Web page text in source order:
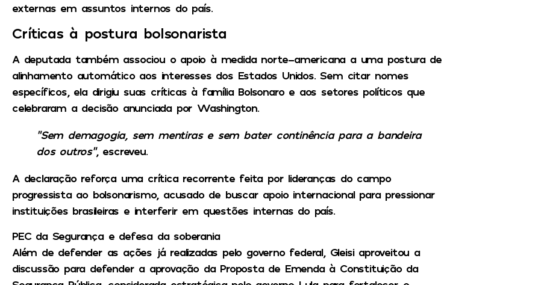
externas em assuntos internos do país.
Críticas à postura bolsonarista
A deputada também associou o apoio à medida norte-americana a uma postura de
alinhamento automático aos interesses dos Estados Unidos. Sem citar nomes
específicos, ela dirigiu suas críticas à família Bolsonaro e aos setores políticos que
celebraram a decisão anunciada por Washington.
“Sem demagogia, sem mentiras e sem bater continência para a bandeira
dos outros”, escreveu.
A declaração reforça uma crítica recorrente feita por lideranças do campo
progressista ao bolsonarismo, acusado de buscar apoio internacional para pressionar
instituições brasileiras e interferir em questões internas do país.
PEC da Segurança e defesa da soberania
Além de defender as ações já realizadas pelo governo federal, Gleisi aproveitou a
discussão para defender a aprovação da Proposta de Emenda à Constituição da